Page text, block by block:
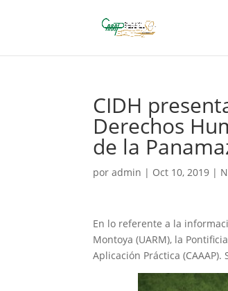
CIDH
Derechos
de la
poradmin | Oct 10, 2019 |
En lo referente a la
Montoya (UARM), la
Aplicación Práctica